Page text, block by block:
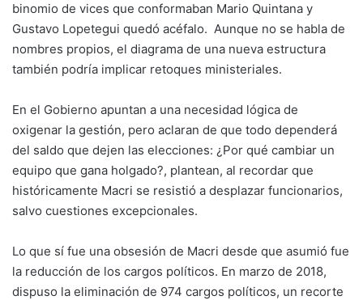
binomio de vices que conformaban Mario Quintana y
Gustavo Lopetegui quedó acéfalo. Aunque no se habla de
nombres propios, el diagrama de una nueva estructura
también podría implicar retoques ministeriales.
En el Gobierno apuntan a una necesidad lógica de
oxigenar la gestión, pero aclaran de que todo dependerá
del saldo que dejen las elecciones: ¿Por qué cambiar un
equipo que gana holgado?, plantean, al recordar que
históricamente Macri se resistió a desplazar funcionarios,
salvo cuestiones excepcionales.
Lo que sí fue una obsesión de Macri desde que asumió fue
la reducción de los cargos políticos. En marzo de 2018,
dispuso la eliminación de 974 cargos políticos, un recorte